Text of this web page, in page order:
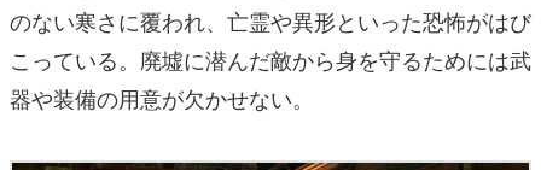
のない寒さに覆われ、亡霊や異形といった恐怖がはび
こっている。廃墟に潜んだ敵から身を守るためには武
器や装備の用意が欠かせない。